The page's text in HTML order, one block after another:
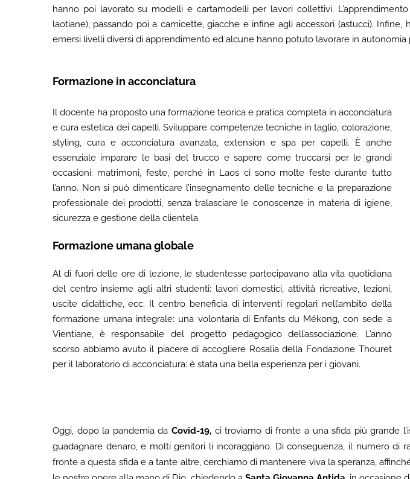
hanno poi lavorato su modelli e cartamodelli per lavori collettivi.
laotiane), passando poi a camicette, giacche e infine agli accessori (astucci).
emersi livelli diversi di apprendimento ed alcune hanno potuto lavorare in autonomia
Formazione in acconciatura
Il docente ha proposto una formazione teorica e pratica completa in acconciatura
e cura estetica dei capelli. Sviluppare competenze tecniche in taglio, colorazione,
styling, cura e acconciatura avanzata, extension e spa per capelli. È anche
essenziale imparare le basi del trucco e sapere come truccarsi per le grandi
occasioni: matrimoni, feste, perché in Laos ci sono molte feste durante tutto
l’anno. Non si può dimenticare l’insegnamento delle tecniche e la preparazione
professionale dei prodotti, senza tralasciare le conoscenze in materia di igiene,
sicurezza e gestione della clientela.
Formazione umana globale
Al di fuori delle ore di lezione, le studentesse partecipavano alla vita quotidiana
del centro insieme agli altri studenti: lavori domestici, attività ricreative, lezioni,
uscite didattiche, ecc. Il centro beneficia di interventi regolari nell’ambito della
formazione umana integrale: una volontaria di Enfants du Mékong, con sede a
Vientiane, è responsabile del progetto pedagogico dell’associazione. L’anno
scorso abbiamo avuto il piacere di accogliere Rosalia della Fondazione Thouret
per il laboratorio di acconciatura: è stata una bella esperienza per i giovani.
Oggi, dopo la pandemia da Covid-19,ci troviamo di fronte a una sfida più grande
guadagnare denaro, e molti genitori li incoraggiano. Di conseguenza, il numero
fronte a questa sfida e a tante altre, cerchiamo di mantenere viva la speranza,